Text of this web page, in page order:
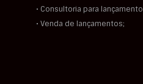
• Consultoria para
• Venda de lançamentos;